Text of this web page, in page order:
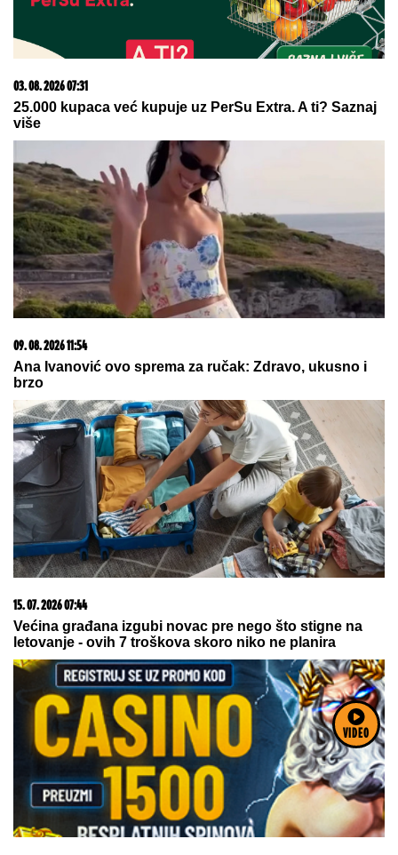
VIDEO
10. 08. 2026 05:30
Blokaderi prete; "Atmosfera koju je kreiralo pravosuđe
neprocesuiranjem pretnji Vučiću i njegovoj porodici"
09. 08. 2026 14:58
Zovu ih srpski "mali Karibi" - mestašce je kao sa
razglednice
03. 08. 2026 07:31
25.000 kupaca već kupuje uz PerSu Extra. A ti? Saznaj